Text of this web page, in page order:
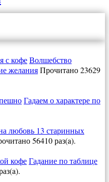
Волшебство
желанияПрочитано 23629
Гадаем о характере по
любовь 13 старинных
56410 раз(a).
Гадание по таблице